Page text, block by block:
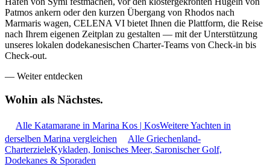
Patmos ankern oder den kurzen Übergang von Rhodos nach
Marmaris wagen, CELENA VI bietet Ihnen die Plattform, die Reise
nach Ihrem eigenen Zeitplan zu gestalten — mit der Unterstützung
unseres lokalen dodekanesischen Charter-Teams von Check-in bis
Check-out.
— Weiter entdecken
Wohin als Nächstes.
Alle Katamarane in Marina Kos | KosWeitere Yachten in
derselben Marina vergleichen
Alle Griechenland-
CharterzieleKykladen, Ionisches Meer, Saronischer Golf,
Dodekanes & Sporaden